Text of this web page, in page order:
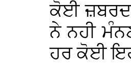
ਕੋਈ
ਨੇ ਨਹੀ
ਹਰ ਕੋਈ